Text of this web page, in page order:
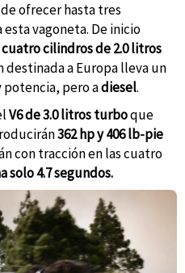
ofrecer hasta tres
vagoneta. De inicio
cilindros de 2.0 litros
destinada a Europa lleva un
pero adiesel.
V6 de 3.0 litros turboque
362 hp y 406 lb-pie
con tracción en las cuatro
solo 4.7 segundos.